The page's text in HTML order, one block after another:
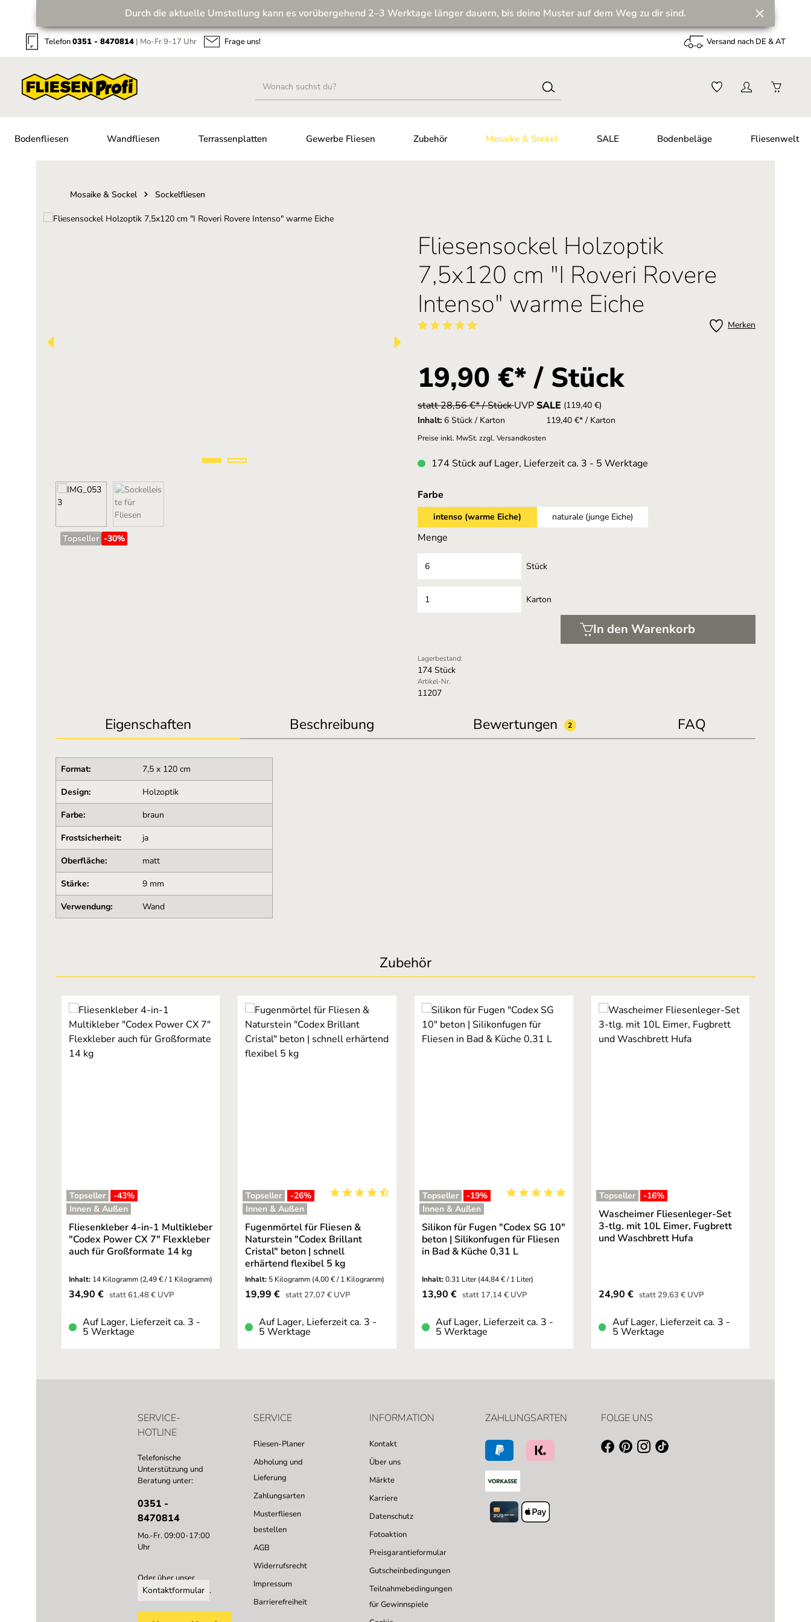
Zur Hauptnavigation springen
Wir machen unseren Musterversand fit für die Zukunft! 💪
Durch die aktuelle Umstellung kann es vorübergehend 2–3 Werktage länger dauern, bis deine Muster auf dem Weg zu dir sind.
Telefon0351 - 8470814 | Mo-Fr 9-17 Uhr Frage uns! Versand nach DE & AT
Bodenfliesen Wandfliesen Terrassenplatten Gewerbe Fliesen Zubehör Mosaike & Sockel SALE Bodenbeläge Fliesenwelt
Mosaike & Sockel Sockelfliesen
Bildergalerie überspringen
Topseller -30%
Fliesensockel Holzoptik
7,5x120 cm "I Roveri Rovere
Intenso" warme Eiche
Merken
19,90 €* / Stück
statt 28,56 €* / StückUVPSALE (119,40 €)
Inhalt: 6 Stück / Karton 119,40 €* / Karton
Preise inkl. MwSt. zzgl. Versandkosten
174 Stück auf Lager, Lieferzeit ca. 3 - 5 Werktage
Farbe
intenso (warme Eiche) naturale (junge Eiche)
Menge
Stück
Karton
In den Warenkorb
Lagerbestand:
174 Stück
Artikel-Nr.
11207
Eigenschaften Beschreibung Bewertungen 2 FAQ
Format:
7,5 x 120 cm
Design:
Holzoptik
Farbe:
braun
Frostsicherheit:
ja
Oberfläche:
matt
Stärke:
9 mm
Verwendung:
Wand
Zubehör
Produktgalerie überspringen
Topseller -43%
Innen & Außen
Fliesenkleber 4-in-1 Multikleber
"Codex Power CX 7" Flexkleber
auch für Großformate 14 kg
Inhalt: 14 Kilogramm (2,49 € / 1 Kilogramm)
Verkaufspreis:
34,90 € stattRegulärer Preis:
61,48 €UVP
Auf Lager, Lieferzeit ca. 3 -
5 Werktage
Topseller -26%
Innen & Außen
Durchschnittliche Bewertung von 4.95 von 5 Sternen
Fugenmörtel für Fliesen &
Naturstein "Codex Brillant
Cristal" beton | schnell
erhärtend flexibel 5 kg
Inhalt: 5 Kilogramm (4,00 € / 1 Kilogramm)
Verkaufspreis:
19,99 € statt Regulärer Preis:
27,07 € UVP
Auf Lager, Lieferzeit ca. 3 -
5 Werktage
Topseller -19%
Innen & Außen
Durchschnittliche Bewertung von 5 von 5 Sternen
Silikon für Fugen "Codex SG 10"
beton | Silikonfugen für Fliesen
in Bad & Küche 0,31 L
Inhalt:0.31 Liter(44,84 € / 1 Liter)
Verkaufspreis:
13,90 € statt Regulärer Preis:
17,14 € UVP
Auf Lager, Lieferzeit ca. 3 -
5 Werktage
Topseller -16%
Wascheimer Fliesenleger-Set
3-tlg. mit 10L Eimer, Fugbrett
und Waschbrett Hufa
Verkaufspreis:
24,90 € statt Regulärer Preis:
29,63 €UVP
Auf Lager, Lieferzeit ca. 3 -
5 Werktage
SERVICE-
HOTLINE
Telefonische
Unterstützung und
Beratung unter:
0351 -
8470814
Mo.-Fr. 09:00-17:00
Uhr
Oder über unser
Kontaktformular .
SERVICE
Fliesen-Planer
Abholung und
Lieferung
Zahlungsarten
Musterfliesen
bestellen
AGB
Widerrufsrecht
Impressum
Barrierefreiheit
INFORMATION
Kontakt
Über uns
Märkte
Karriere
Datenschutz
Fotoaktion
Preisgarantieformular
Gutscheinbedingungen
Teilnahmebedingungen
für Gewinnspiele
ZAHLUNGSARTEN FOLGE UNS